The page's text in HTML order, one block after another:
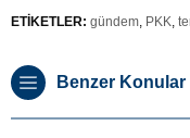
ETİKETLER: gündem, PKK,
Benzer Konular